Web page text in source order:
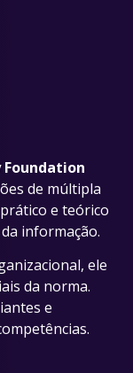
de múltipla
e teórico
informação.
ele
da norma.
e